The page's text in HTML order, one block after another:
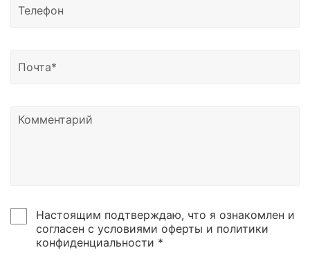
Доставка возможна в Казахстан, Узбекистан и
нам на почту или позвонить по номеру телефона,
Настоящим подтверждаю, что я ознакомлен и
согласен с условиями оферты и политики
конфиденциальности *